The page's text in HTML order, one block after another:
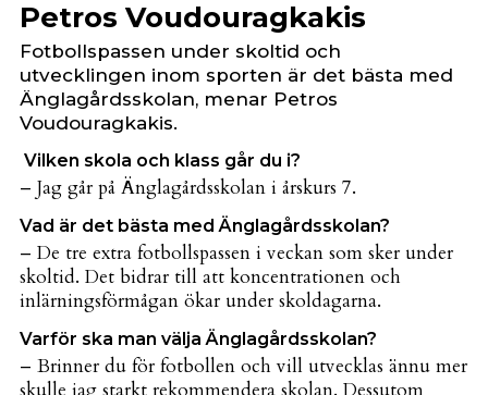
Petros Voudouragkakis
Fotbollspassen under skoltid och
utvecklingen inom sporten är det bästa med
Änglagårdsskolan, menar Petros
Voudouragkakis.
Vilken skola och klass går du i?
­– Jag går på Änglagårdsskolan i årskurs 7.
Vad är det bästa med Änglagårdsskolan?
– De tre extra fotbollspassen i veckan som sker under
skoltid. Det bidrar till att koncentrationen och
inlärningsförmågan ökar under skoldagarna.
Varför ska man välja Änglagårdsskolan?
– Brinner du för fotbollen och vill utvecklas ännu mer